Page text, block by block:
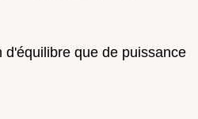
d'équilibre que de puissance